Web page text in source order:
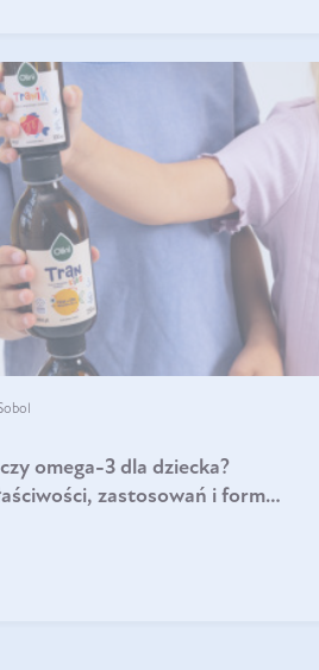
omega-3 dla dziecka?
zastosowań i form